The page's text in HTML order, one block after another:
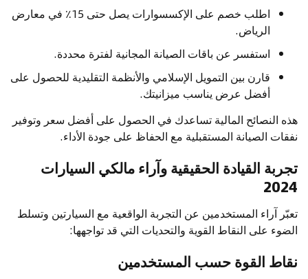
اطلب خصم على الإكسسوارات يصل حتى 15٪ في معارض
الرياض.
استفسر عن باقات الصيانة المجانية لفترة محددة.
قارن بين التمويل الإسلامي والأنظمة التقليدية للحصول على
أفضل عرض يناسب ميزانيتك.
هذه النصائح المالية تساعدك في الحصول على أفضل سعر وتوفير
نفقات الصيانة المستقبلية مع الحفاظ على جودة الأداء.
تجربة القيادة الحقيقية وآراء مالكي السيارات
2024
تعبّر آراء المستخدمين عن التجربة الواقعية مع السيارتين وتسلط
الضوء على النقاط القوية والتحديات التي قد تواجهها:
نقاط القوة حسب المستخدمين